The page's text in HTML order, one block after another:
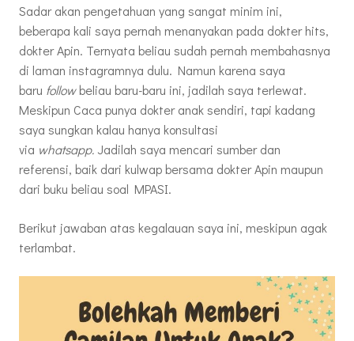
Sadar akan pengetahuan yang sangat minim ini,
beberapa kali saya pernah menanyakan pada dokter hits,
dokter Apin. Ternyata beliau sudah pernah membahasnya
di laman instagramnya dulu. Namun karena saya
baru followbeliau baru-baru ini, jadilah saya terlewat.
Meskipun Caca punya dokter anak sendiri, tapi kadang
saya sungkan kalau hanya konsultasi
via whatsapp. Jadilah saya mencari sumber dan
referensi, baik dari kulwap bersama dokter Apin maupun
dari buku beliau soal MPASI.
Berikut jawaban atas kegalauan saya ini, meskipun agak
terlambat.